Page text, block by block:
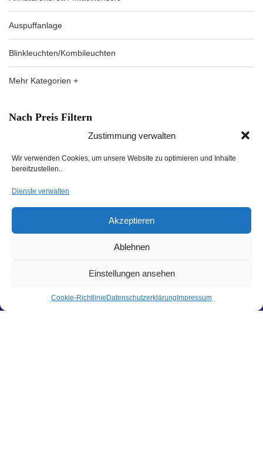
Zustimmung verwalten
Wir verwenden Cookies, um unsere Website zu optimieren und Inhalte
bereitzustellen..
Dienste verwalten
Akzeptieren
Ablehnen
Einstellungen ansehen
Cookie-Richtlinie Datenschutzerklärung Impressum
Auspuffanlage
Blinkleuchten/Kombileuchten
Mehr Kategorien +
Nach Preis Filtern